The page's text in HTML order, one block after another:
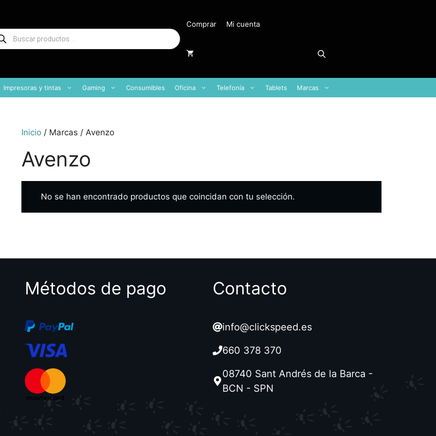
Comprar Mi cuenta
Impresoras y tintas Gaming Consumibles Oficina Telefonía Tablets Marcas
Inicio / Marcas / Avenzo
Avenzo
No se han encontrado productos que coincidan con tu selección.
Métodos de pago Contacto
info@clickspeed.es
660 378 370
08740 Sant Andrés de la Barca -
BCN - SPN